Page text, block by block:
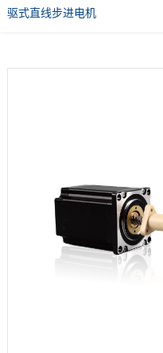
驱式直线步进电机